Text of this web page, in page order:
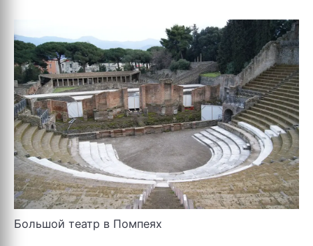
Большой театр в Помпеях